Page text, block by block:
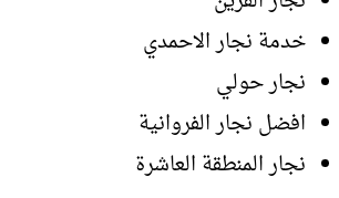
خدمة نجار الاحمدي
نجار حولي
افضل نجار الفروانية
نجار المنطقة العاشرة